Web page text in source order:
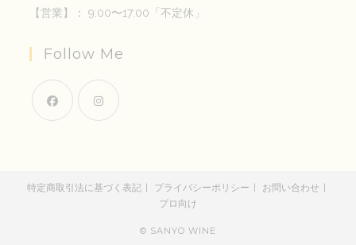
【営業】： 9:00〜17:00「不定休」
Follow Me
タ
タ
特定商取引法に基づく表記 プライバシーポリシー
お問い合わせ
プロ向け
© SANYO WINE